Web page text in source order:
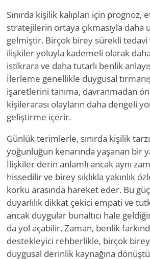
Sınırda kişilik kalıpları için
stratejilerin ortaya çıkmasıyla daha
gelmiştir. Birçok birey sürekli tedavi
ilişkiler yoluyla kademeli olarak
istikrara ve daha tutarlı benlik
İlerleme genellikle duygusal
işaretlerini tanıma, davranmadan
kişilerarası olayların daha dengeli
geliştirme içerir.
Günlük terimlerle, sınırda kişilik
yoğunluğun kenarında yaşanan bir
İlişkiler derin anlamlı ancak aynı
hissedilir ve birey sıklıkla yakınlık
korku arasında hareket eder. Bu
duyarlılık dikkat çekici empati ve
ancak duygular bunaltıcı hale
da yol açabilir. Zaman, benlik
destekleyici rehberlikle, birçok
duygusal derinlik kaynağına